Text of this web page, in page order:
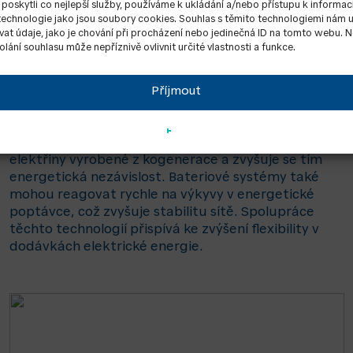
co nejlepší služby, používáme k ukládání a/nebo přístupu k
jako jsou soubory cookies. Souhlas s těmito technologiemi nám
údaje, jako je chování při procházení nebo jedinečná ID na tomto webu.
souhlasu může nepříznivě ovlivnit určité vlastnosti a funkce.
Příjmout
BATERIOVÉ SYSTÉMY
Bateriové systémy mohou být dalším zdrojem v
energetickém mixu, který dobře funguje společně s
kogenerační technologií. Kogenerační jednotky
produkují elektřinu a teplo současně. Baterie
mohou shromažďovat přebytečnou elektřinu, která
se nepoužije k okamžité spotřebě, a uchovávají ji
elektřiny vyrobené z kogenerace a zvyšuje se tím
energetická nezávislost. Bateriové systémy také
mohou reagovat rychle na výkyvy v energetické
poptávce, což zvyšuje stabilitu sítě. Spolupráce
těchto technologií přispívá ke zvýšení flexibility v
dodávkách elektrické energie.